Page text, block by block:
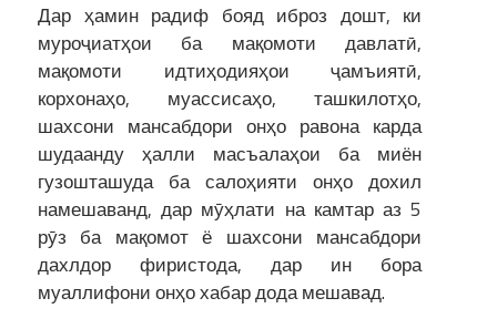
Дар ҳамин радиф бояд иброз дошт, ки
муроҷиатҳои ба мақомоти давлатӣ,
мақомоти идтиҳодияҳои ҷамъиятӣ,
корхонаҳо, муассисаҳо, ташкилотҳо,
шахсони мансабдори онҳо равона карда
шудаанду ҳалли масъалаҳои ба миён
гузошташуда ба салоҳияти онҳо дохил
намешаванд, дар мӯҳлати на камтар аз 5
рӯз ба мақомот ё шахсони мансабдори
дахлдор фиристода, дар ин бора
муаллифони онҳо хабар дода мешавад.